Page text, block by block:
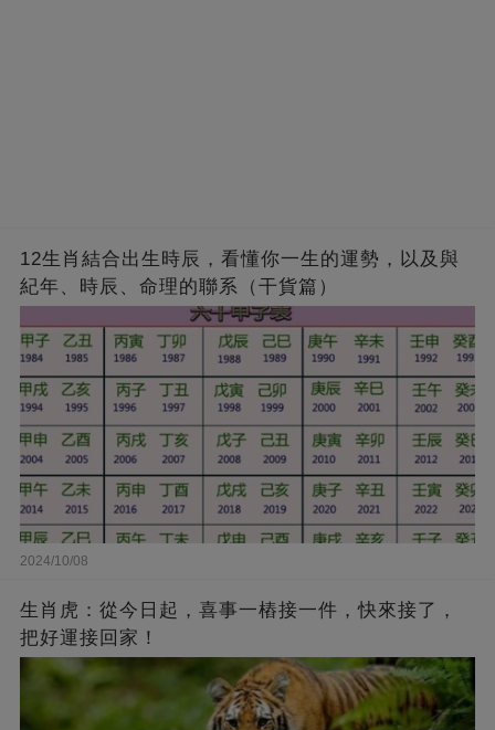
12生肖結合出生時辰，看懂你一生的運勢，以及與
紀年、時辰、命理的聯系（干貨篇）
2024/10/08
生肖虎：從今日起，喜事一樁接一件，快來接了，
把好運接回家！